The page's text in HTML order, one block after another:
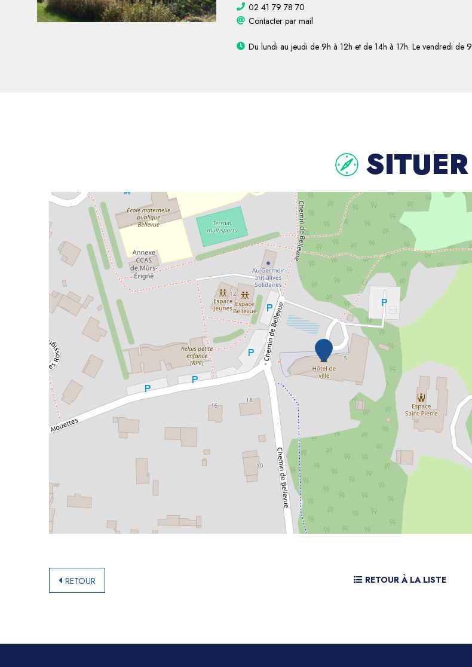
02 41 79 78 70
Contacter par mail
Du lundi au jeudi de 9h à 12h et de 14h à 17h. Le vendredi de
SITUER
RETOUR RETOUR À LA LISTE